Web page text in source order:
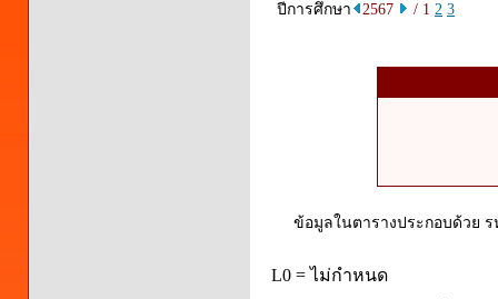
ปีการศึกษา
2567 / 1 2 3
ข้อมูลในตารางประกอบด้วย
L0 = ไม่กำหนด